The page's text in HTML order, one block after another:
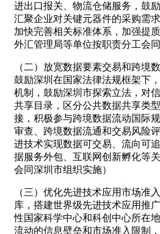
进出口报关、物流仓储服务，鼓
汇聚企业对关键元器件的采购需
加快完善相关标准体系，加强提
外汇管理局等单位按职责分工会
（二）放宽数据要素交易和跨境
鼓励深圳在国家法律法规框架下
机制，鼓励深圳市探索立法，对
共享目录，区分公共数据共享类
接，积极参与跨境数据流动国际
审查、跨境数据流通和交易风险
进技术实现数据可交易、流向可
据服务外包、互联网创新孵化等
会同深圳市组织实施）
（三）优化先进技术应用市场准
库，搭建世界级先进技术应用推
性国家科学中心和科创中心所在
流动的信息壁垒和市场准入限制